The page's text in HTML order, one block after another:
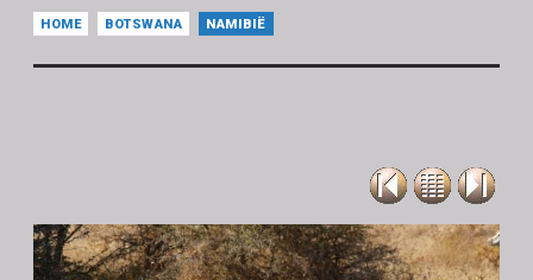
HOME BOTSWANA NAMIBIË